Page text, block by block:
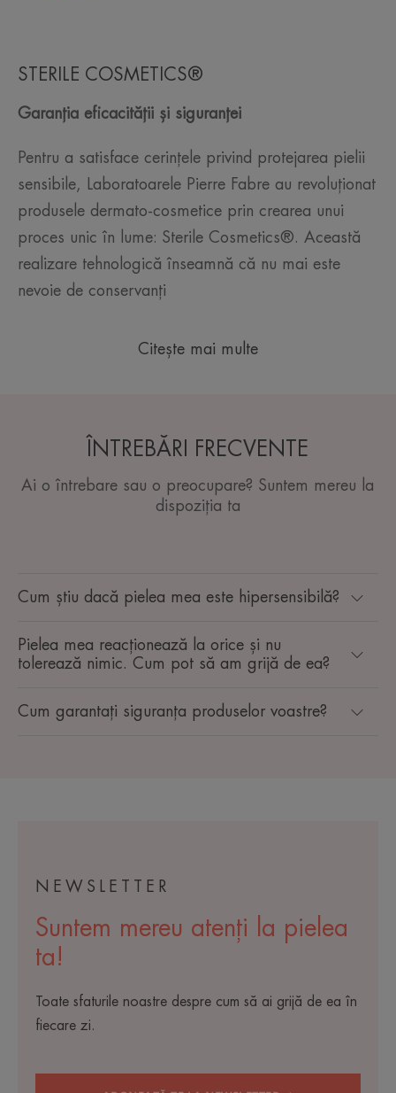
STERILE COSMETICS®
Garanția eficacității și siguranței
Pentru a satisface cerințele privind protejarea pielii
sensibile, Laboratoarele Pierre Fabre au revoluționat
produsele dermato-cosmetice prin crearea unui
proces unic în lume: Sterile Cosmetics®. Această
realizare tehnologică înseamnă că nu mai este
nevoie de conservanți
Citește mai multe
ÎNTREBĂRI FRECVENTE
Ai o întrebare sau o preocupare? Suntem mereu la
dispoziția ta
Cum știu dacă pielea mea este hipersensibilă?
Pielea mea reacționează la orice și nu
tolerează nimic. Cum pot să am grijă de ea?
Cum garantați siguranța produselor voastre?
NEWSLETTER
Suntem mereu atenți la pielea
ta!
Toate sfaturile noastre despre cum să ai grijă de ea în
fiecare zi.